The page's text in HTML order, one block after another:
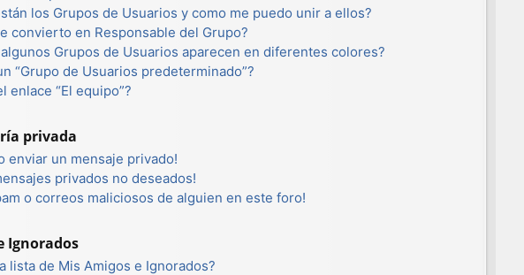
los Grupos de Usuarios y como me puedo unir a ellos?
convierto en Responsable del Grupo?
Grupos de Usuarios aparecen en diferentes colores?
“Grupo de Usuarios predeterminado”?
enlace “El equipo”?
privada
enviar un mensaje privado!
privados no deseados!
o correos maliciosos de alguien en este foro!
Ignorados
lista de Mis Amigos e Ignorados?